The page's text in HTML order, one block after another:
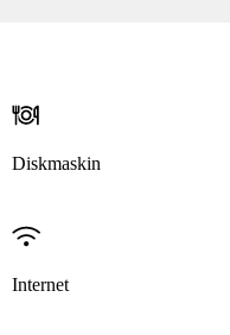
Diskmaskin
Internet